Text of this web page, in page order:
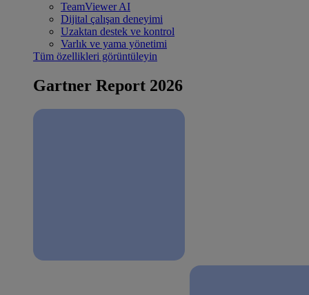
TeamViewer AI
Dijital çalışan deneyimi
Uzaktan destek ve kontrol
Varlık ve yama yönetimi
Tüm özellikleri görüntüleyin
Gartner Report 2026